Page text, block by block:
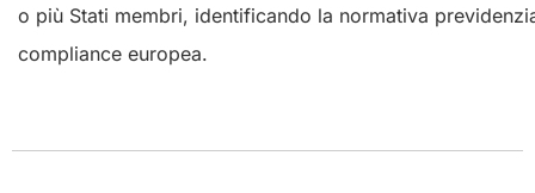
o più Stati membri, identificando la normativa
compliance europea.